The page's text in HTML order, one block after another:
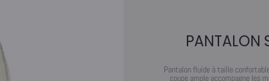
PANTALON
Pantalon fluide à taille
coupe ample accompagne les